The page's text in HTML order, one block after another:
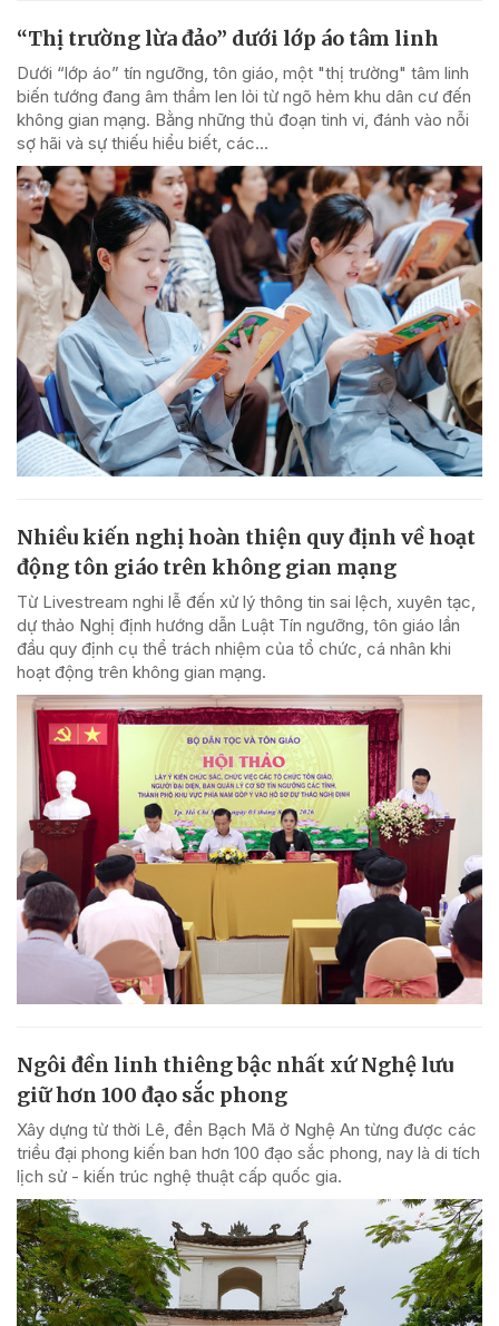
“Thị trường lừa đảo” dưới lớp áo tâm linh
Dưới “lớp áo” tín ngưỡng, tôn giáo, một "thị trường" tâm linh
biến tướng đang âm thầm len lỏi từ ngõ hẻm khu dân cư đến
không gian mạng. Bằng những thủ đoạn tinh vi, đánh vào nỗi
sợ hãi và sự thiếu hiểu biết, các...
Nhiều kiến nghị hoàn thiện quy định về hoạt
động tôn giáo trên không gian mạng
Từ Livestream nghi lễ đến xử lý thông tin sai lệch, xuyên tạc,
dự thảo Nghị định hướng dẫn Luật Tín ngưỡng, tôn giáo lần
đầu quy định cụ thể trách nhiệm của tổ chức, cá nhân khi
hoạt động trên không gian mạng.
Ngôi đền linh thiêng bậc nhất xứ Nghệ lưu
giữ hơn 100 đạo sắc phong
Xây dựng từ thời Lê, đền Bạch Mã ở Nghệ An từng được các
triều đại phong kiến ban hơn 100 đạo sắc phong, nay là di tích
lịch sử - kiến trúc nghệ thuật cấp quốc gia.